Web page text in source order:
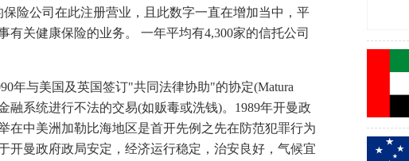
险公司在此注册营业，且此数字一直在增加当中，平
关健康保险的业务。 一年平均有4,300家的信托公司
年与美国及英国签订"共同法律协助"的协定(Matura
融系统进行不法的交易(如贩毒或洗钱)。1989年开曼政
在中美洲加勒比海地区是首开先例之先在防范犯罪行为
开曼政府政局安定，经济运行稳定，治安良好，气候宜